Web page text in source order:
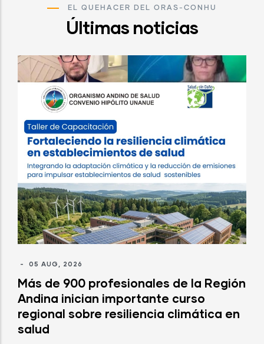
EL QUEHACER DEL ORAS-CONHU
Últimas noticias
- 05 AUG, 2026
Más de 900 profesionales de la Región
Andina inician importante curso
regional sobre resiliencia climática en
salud